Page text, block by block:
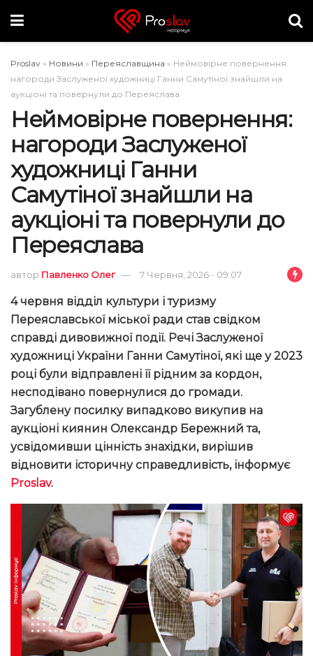
Proslav » Новини » Переяславщина » Неймовірне повернення:
нагороди Заслуженої художниці Ганни Самутіної знайшли на
аукціоні та повернули до Переяслава
Неймовірне повернення:
нагороди Заслуженої
художниці Ганни
Самутіної знайшли на
аукціоні та повернули до
Переяслава
автор Павленко Олег 7 Червня, 2026 - 09:07
4 червня відділ культури і туризму
Переяславської міської ради став свідком
справді дивовижної події. Речі Заслуженої
художниці України Ганни Самутіної, які ще у 2023
році були відправлені її рідним за кордон,
несподівано повернулися до громади.
Загублену посилку випадково викупив на
аукціоні киянин Олександр Бережнийта,
усвідомивши цінність знахідки, вирішив
відновити історичну справедливість, інформує
Proslav.